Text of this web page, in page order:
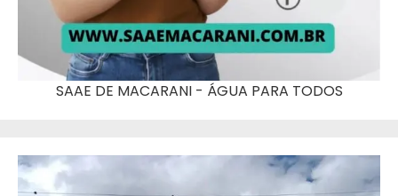
SAAE DE MACARANI - ÁGUA PARA TODOS